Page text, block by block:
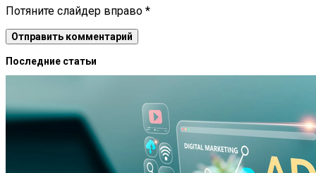
Потяните слайдер вправо *
Последние статьи